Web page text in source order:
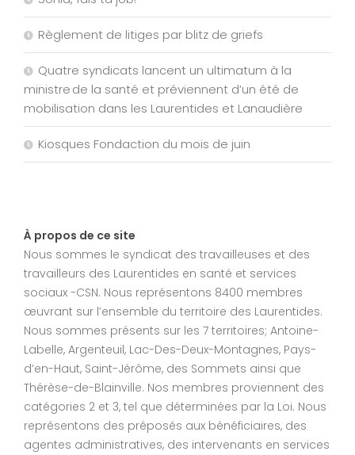
Règlement de litiges par blitz de griefs
Quatre syndicats lancent un ultimatum à la
ministre de la santé et préviennent d’un été de
mobilisation dans les Laurentides et Lanaudière
Kiosques Fondaction du mois de juin
À propos de ce site
Nous sommes le syndicat des travailleuses et des
travailleurs des Laurentides en santé et services
sociaux -CSN. Nous représentons 8400 membres
œuvrant sur l’ensemble du territoire des Laurentides.
Nous sommes présents sur les 7 territoires; Antoine-
Labelle, Argenteuil, Lac-Des-Deux-Montagnes, Pays-
d’en-Haut, Saint-Jérôme, des Sommets ainsi que
Thérèse-de-Blainville. Nos membres proviennent des
catégories 2 et 3, tel que déterminées par la Loi. Nous
représentons des préposés aux bénéficiaires, des
agentes administratives, des intervenants en services